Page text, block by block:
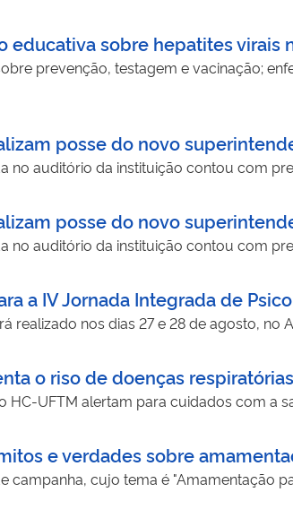
educativa sobre hepatites virais
prevenção, testagem e vacinação;
posse do novo
no auditório da instituição contou com
posse do novo
no auditório da instituição contou com
a IV Jornada Integrada de
realizado nos dias 27 e 28 de agosto, no
o riso de doenças respiratórias
HC-UFTM alertam para cuidados com a
e verdades sobre
campanha, cujo tema é "Amamentação